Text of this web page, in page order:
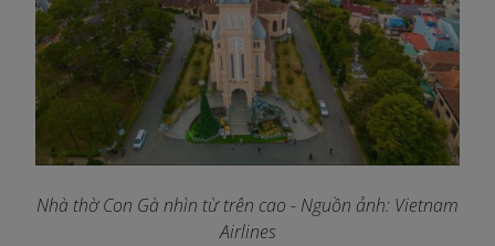
Nhà thờ Con Gà nhìn từ trên cao - Nguồn ảnh: Vietnam
Airlines